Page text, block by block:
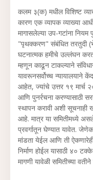
कलम ३(क) मधील विशिष्ट
कारण एक व्यापक व्याख्या
मागासलेल्या उप-गटांना
"पृथक्करण" संबंधित तरतुदी
घटनात्मक हमीचे उल्लंघन
म्हणून काढून टाकल्याने
यावरूनसर्वोच्च न्यायालयाने
आहेत, ज्यांचे उत्तर १९ मार्च
आणि पुनर्रचना करण्यासाठी
स्थापन करावी अशी सूचनाही
आहे. मात्र या समितीमध्ये
प्रवर्गातून घेण्यात यावेत.
मांडता येईल आणि ती
निर्माण होईल यासाठी ४०
मागणी यावेळी समितीच्या